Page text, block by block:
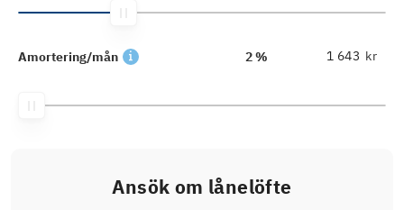
Amortering/mån 2 % kr
Ansök om lånelöfte